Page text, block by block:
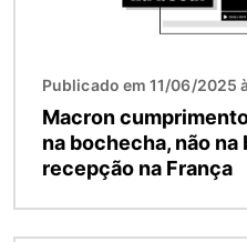
Publicado em 11/06/2025
Macron
na bochecha, não na
recepção na França